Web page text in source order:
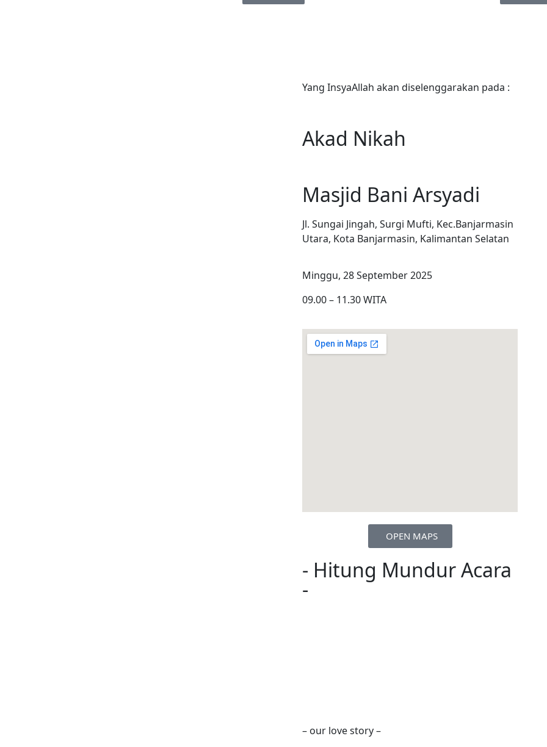
Yang InsyaAllah akan diselenggarakan pada :
Akad Nikah
Masjid Bani Arsyadi
Jl. Sungai Jingah, Surgi Mufti, Kec.Banjarmasin
Utara, Kota Banjarmasin, Kalimantan Selatan
Minggu, 28 September 2025
09.00 – 11.30 WITA
OPEN MAPS
- Hitung Mundur Acara
-
– our love story –